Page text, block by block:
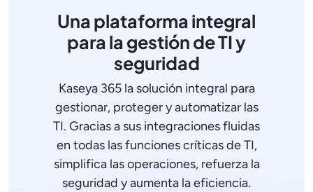
Una plataforma integral
para la gestión de TI y
seguridad
Kaseya 365 la solución integral para
gestionar, proteger y automatizar las
TI. Gracias a sus integraciones fluidas
en todas las funciones críticas de TI,
simplifica las operaciones, refuerza la
seguridad y aumenta la eficiencia.